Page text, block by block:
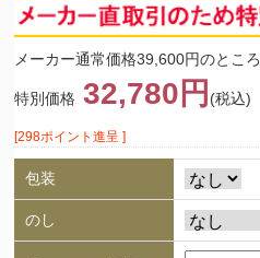
メーカー通常価格39,600円のところ
特別価格 32,780円 (税込)
[298ポイント進呈 ]
包装
のし